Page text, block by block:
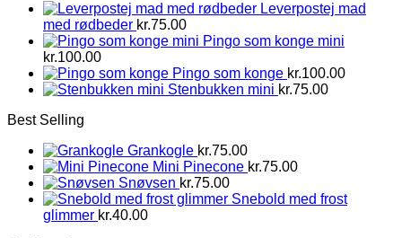
Leverpostej mad
med rødbeder kr.75.00
Pingo som konge mini
kr.100.00
Pingo som konge kr.100.00
Stenbukken mini kr.75.00
Best Selling
Grankogle kr.75.00
Mini Pinecone kr.75.00
Snøvsen kr.75.00
Snebold med frost
glimmer kr.40.00